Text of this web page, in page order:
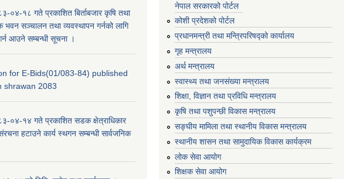
०४-१८ गते प्रकाशित बिर्ताबजार कृषि तथा
भवन सञ्चालन तथा व्यवस्थापन गर्नको लागि
आउने सम्बन्धी सूचना ।
for E-Bids(01/083-84) published
shrawan 2083
०४-१४ गते प्रकाशित सडक क्षेत्राधिकार
हटाउने कार्य स्थगन सम्बन्धी सार्वजनिक
नेपाल सरकारको पोर्टल
कोशी प्रदेशको पोर्टल
प्रधानमन्‍त्री तथा मन्‍त्रिपरिषद्को कार्यालय
गृह मन्‍त्रालय
अर्थ मन्त्रालय
स्वास्थ्य तथा जनसंख्या मन्त्रालय
शिक्षा, विज्ञान तथा प्रविधि मन्त्रालय
कृषि तथा पशुपन्छी विकास मन्त्रालय
सङ्घीय मामिला तथा स्थानीय विकास मन्त्रालय
स्थानीय शासन तथा सामुदायिक विकास कार्यक्रम
लोक सेवा आयोग
शिक्षक सेवा आयोग